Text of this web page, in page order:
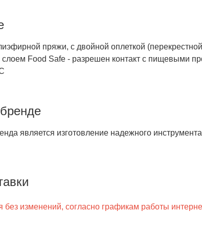
пряжи, с двойной оплеткой
Food Safe - разрешен контакт с пищевыми
является изготовление надежного
изменений, согласно графикам работы